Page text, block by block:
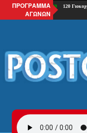
ΠΡΟΓΡΑΜΜΑ
ΑΓΩΝΩΝ